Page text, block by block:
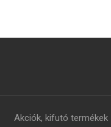
Akciók, kifutó termékek